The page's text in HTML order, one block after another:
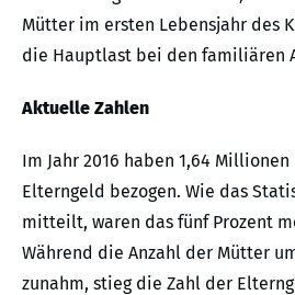
Mütter im ersten Lebensjahr des
die Hauptlast bei den familiären
Aktuelle Zahlen
Im Jahr 2016 haben 1,64
Elterngeld bezogen. Wie das
mitteilt, waren das fünf Prozent
Während die Anzahl der Mütter
zunahm, stieg die Zahl der